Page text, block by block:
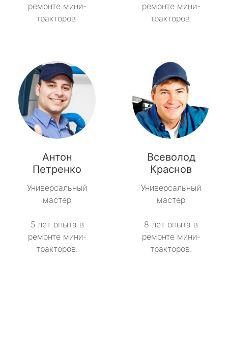
ремонте мини-
тракторов.
ремонте мини-
тракторов.
Антон
Петренко
Универсальный
мастер
5 лет опыта в
ремонте мини-
тракторов.
Всеволод
Краснов
Универсальный
мастер
8 лет опыта в
ремонте мини-
тракторов.